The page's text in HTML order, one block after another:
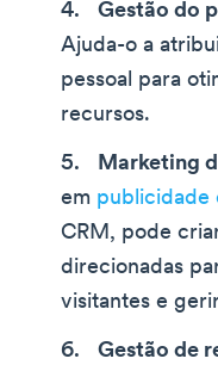
Gestão do
Ajuda-o a
pessoal para
recursos.
Marketing
em publicidade
CRM, pode
direcionadas
visitantes e
Gestão de